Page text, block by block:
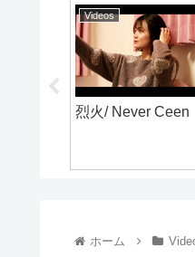
TYOSiN – 陰陽 (feat.
ホーム